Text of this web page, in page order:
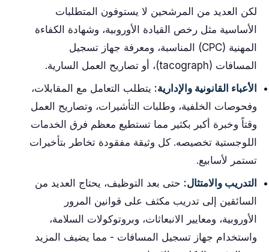
لكن العديد من المرشحين لا يستوفون المتطلبات
الأساسية مثل رخص القيادة الأوروبية، وشهادة الكفاءة
المهنية (CPC) المناسبة، ومعرفة جهاز تسجيل
المسافات (tacograph)، أو تصاريح العمل السارية.
الأعباء القانونية والإدارية: يتطلب التعامل مع المقابلات،
وفحوصات الخلفية، وطلبات التأشيرات، وتصاريح العمل
وقتاً وخبرة أكبر بكثير مما تستطيع معظم فرق الخدمات
اللوجستية تخصيصه. كل وثيقة مفقودة تخاطر بتأخيرات
تستمر لأسابيع.
التدريب والامتثال: حتى بعد التوظيف، يحتاج العديد من
السائقين إلى تدريب مكثف على قوانين المرور
الأوروبية، ومعايير الانبعاثات، وبروتوكولات السلامة،
واستخدام جهاز تسجيل المسافات - مما يضيف المزيد